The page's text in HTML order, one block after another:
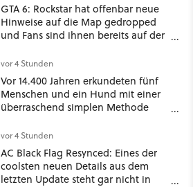
GTA 6: Rockstar hat offenbar neue
Hinweise auf die Map gedropped
und Fans sind ihnen bereits auf der
vor 4 Stunden
Vor 14.400 Jahren erkundeten fünf
Menschen und ein Hund mit einer
überraschend simplen Methode
Spuren für die Ewigkeit
vor 4 Stunden
AC Black Flag Resynced: Eines der
coolsten neuen Details aus dem
letzten Update steht gar nicht in